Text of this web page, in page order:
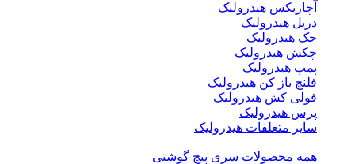
آچاربکس هیدرولیک
دریل هیدرولیک
جک هیدرولیک
چکش هیدرولیک
پمپ هیدرولیک
فلنچ باز کن هیدرولیک
فولی کش هیدرولیک
پرس هیدرولیک
سایر متعلقات هیدرولیک
همه محصولات سری پیچ گوشتی